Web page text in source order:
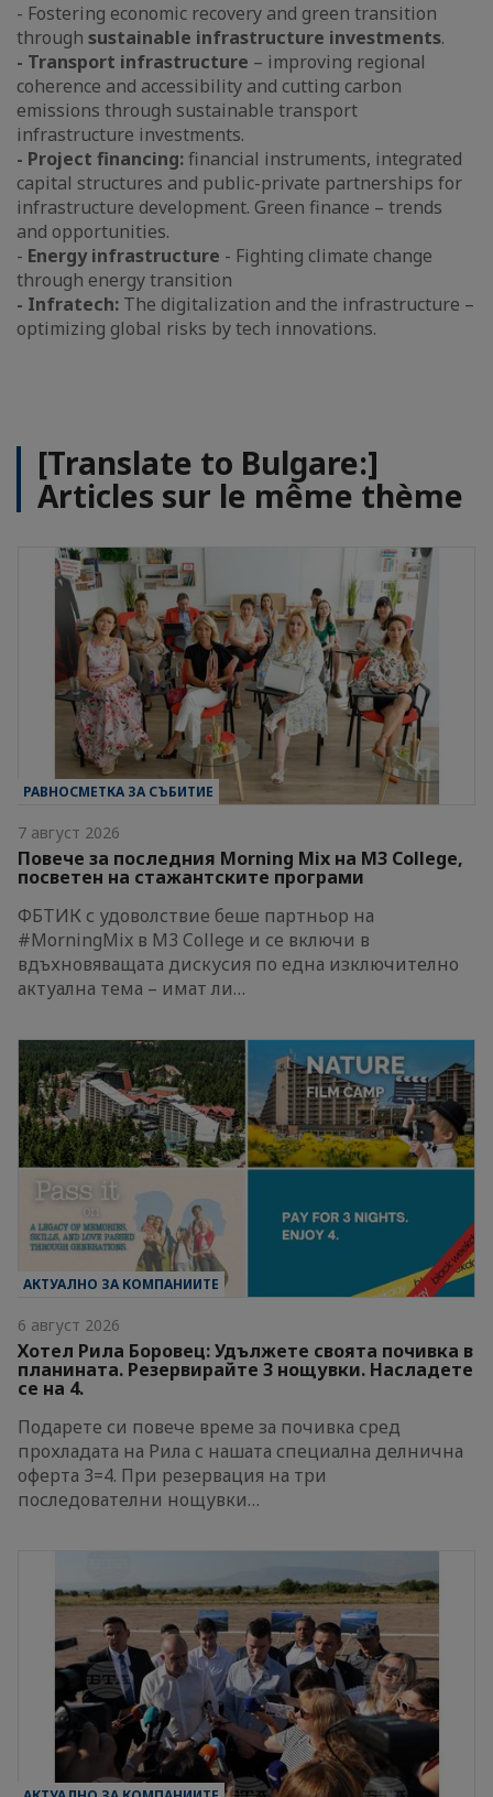
- Fostering economic recovery and green transition
through sustainable infrastructure investments.
- Transport infrastructure – improving regional
coherence and accessibility and cutting carbon
emissions through sustainable transport
infrastructure investments.
- Project financing:financial instruments, integrated
capital structures and public-private partnerships for
infrastructure development. Green finance – trends
and opportunities.
- Energy infrastructure - Fighting climate change
through energy transition
- Infratech: The digitalization and the infrastructure –
optimizing global risks by tech innovations.
[Translate to Bulgare:]
Articles sur le même thème
РАВНОСМЕТКА ЗА СЪБИТИЕ
7 август 2026
Повече за последния Morning Mix на M3 College,
посветен на стажантските програми
ФБТИК с удоволствие беше партньор на
#MorningMix в M3 College и се включи в
вдъхновяващата дискусия по една изключително
актуална тема – имат ли…
АКТУАЛНО ЗА КОМПАНИИТЕ
6 август 2026
Хотел Рила Боровец: Удължете своята почивка в
планината. Резервирайте 3 нощувки. Насладете
се на 4.
Подарете си повече време за почивка сред
прохладата на Рила с нашата специална делнична
оферта 3=4. При резервация на три
последователни нощувки…